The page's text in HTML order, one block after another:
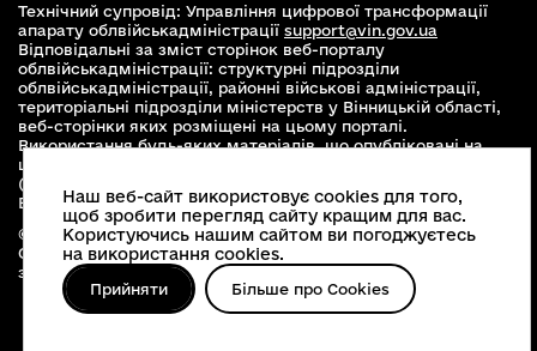
Технічний супровід: Управління цифрової трансформації
апарату облвійськадміністрації support@vin.gov.ua
Відповідальні за зміст сторінок веб-порталу
облвійськадміністрації: структурні підрозділи
облвійськадміністрації, районні військові адміністрації,
територіальні підрозділи міністерств у Вінницькій області,
веб-сторінки яких розміщені на цьому порталі.
Використання будь-яких матеріалів, що опубліковані на
цьому сайті, дозволяється при умові зазначення посилання
(для інтернет-видань - гіперпосилання) на офіційний сайт
Вінницької облвійськадміністраціїwww.vin.gov.ua .
© 2026 Весь контент доступний за ліцензією Creative
Commons Attribution 4.0 International license, якщо не
зазначено інше
Наш веб-сайт використовує cookies для того,
щоб зробити перегляд сайту кращим для вас.
Користуючись нашим сайтом ви погоджуєтесь
на використання cookies.
Прийняти Більше про Cookies